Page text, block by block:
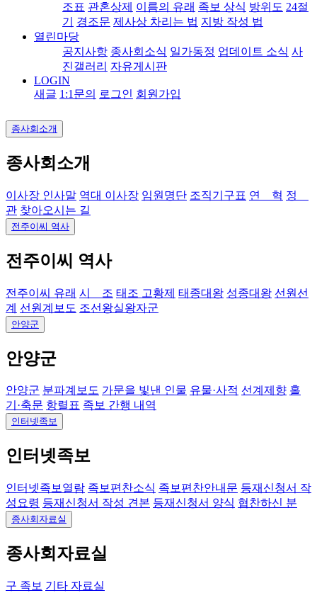
조표 관혼상제 이름의 유래 족보 상식 방위도 24절
기
경조문 제사상 차리는 법 지방 작성 법
열린마당
공지사항 종사회소식 일가동정 업데이트 소식 사
진갤러리 자유게시판
LOGIN
새글 1:1문의 로그인 회원가입
종사회소개
종사회소개
이사장 인사말 역대 이사장 임원명단 조직기구표 연 혁 정
관 찾아오시는 길
전주이씨 역사
전주이씨 역사
전주이씨 유래 시 조 태조 고황제 태종대왕 성종대왕 선원선
계 선원계보도 조선왕실왕자군
안양군
안양군
안양군 분파계보도 가문을 빛낸 인물 유물·사적 선계제향 홀
기·축문 항렬표 족보 간행 내역
인터넷족보
인터넷족보
인터넷족보열람 족보편찬소식 족보편찬안내문 등재신청서 작
성요령 등재신청서 작성 견본 등재신청서 양식 협찬하신 분
종사회자료실
종사회자료실
구 족보 기타 자료실